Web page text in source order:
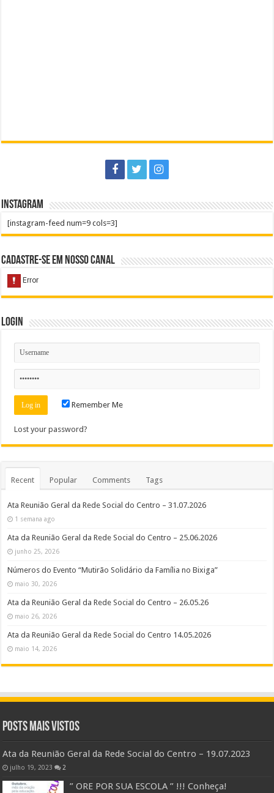
Instagram
[instagram-feed num=9 cols=3]
Cadastre-se em nosso Canal
Login
Remember Me
Lost your password?
Recent Popular Comments Tags
Ata Reunião Geral da Rede Social do Centro – 31.07.2026
1 semana ago
Ata da Reunião Geral da Rede Social do Centro – 25.06.2026
junho 25, 2026
Números do Evento “Mutirão Solidário da Família no Bixiga”
maio 30, 2026
Ata da Reunião Geral da Rede Social do Centro – 26.05.26
maio 26, 2026
Ata da Reunião Geral da Rede Social do Centro 14.05.2026
maio 14, 2026
Posts Mais Vistos
Ata da Reunião Geral da Rede Social do Centro – 19.07.2023
julho 19, 2023 2
” ORE POR SUA ESCOLA ” !!! Conheça!